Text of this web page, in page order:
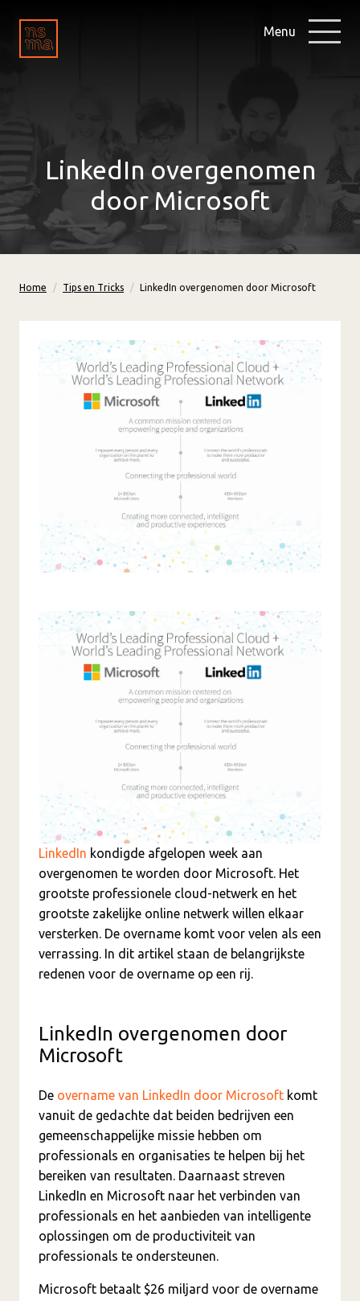
Menu
LinkedIn overgenomen
door Microsoft
Home Tips en Tricks LinkedIn overgenomen door Microsoft
LinkedIn kondigde afgelopen week aan
overgenomen te worden door Microsoft. Het
grootste professionele cloud-netwerk en het
grootste zakelijke online netwerk willen elkaar
versterken. De overname komt voor velen als een
verrassing. In dit artikel staan de belangrijkste
redenen voor de overname op een rij.
LinkedIn overgenomen door
Microsoft
De overname van LinkedIn door Microsoft komt
vanuit de gedachte dat beiden bedrijven een
gemeenschappelijke missie hebben om
professionals en organisaties te helpen bij het
bereiken van resultaten. Daarnaast streven
LinkedIn en Microsoft naar het verbinden van
professionals en het aanbieden van intelligente
oplossingen om de productiviteit van
professionals te ondersteunen.
Microsoft betaalt $26 miljard voor de overname